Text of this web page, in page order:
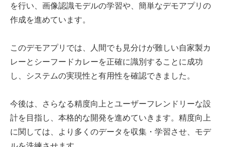
を行い、画像認識モデルの学習や、簡単なデモアプリの
作成を進めています。
このデモアプリでは、人間でも見分けが難しい自家製カ
レーとシーフードカレーを正確に識別することに成功
し、システムの実現性と有用性を確認できました。
今後は、さらなる精度向上とユーザーフレンドリーな設
計を目指し、本格的な開発を進めていきます。精度向上
に関しては、より多くのデータを収集・学習させ、モデ